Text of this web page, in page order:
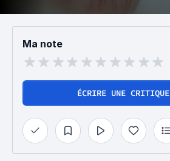
Ma note
ÉCRIRE UNE CRITIQUE